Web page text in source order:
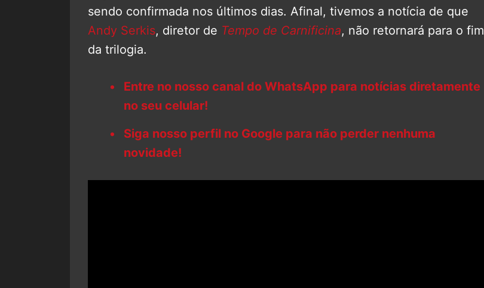
sendo confirmada nos últimos dias. Afinal, tivemos a notícia de que
Andy Serkis, diretor de Tempo de Carnificina, não retornará para o fim
da trilogia.
Entre no nosso canal do WhatsApp para notícias diretamente
no seu celular!
Siga nosso perfil no Google para não perder nenhuma
novidade!